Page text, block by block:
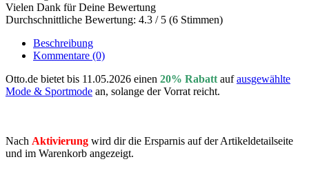
Vielen Dank für Deine Bewertung
Durchschnittliche Bewertung: 4.3 / 5 (6 Stimmen)
Beschreibung
Kommentare (0)
Otto.de bietet bis 11.05.2026 einen 20% Rabatt aufausgewählte
Mode & Sportmode an, solange der Vorrat reicht.
Nach Aktivierung wird dir die Ersparnis auf der Artikeldetailseite
und im Warenkorb angezeigt.